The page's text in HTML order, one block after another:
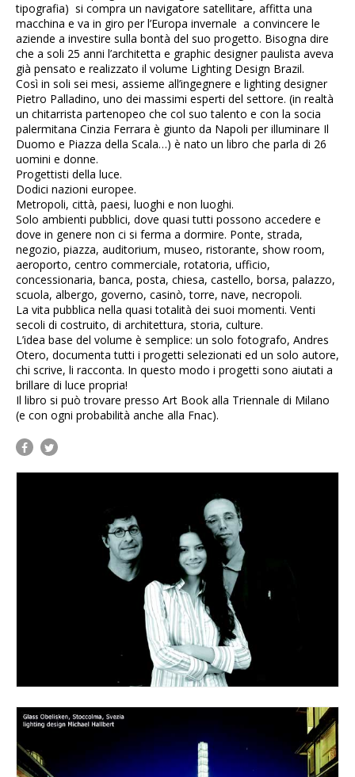
tipografia) si compra un navigatore satellitare, affitta una
macchina e va in giro per l’Europa invernale a convincere le
aziende a investire sulla bontà del suo progetto. Bisogna dire
che a soli 25 anni l’architetta e graphic designer paulista aveva
già pensato e realizzato il volume Lighting Design Brazil.
Così in soli sei mesi, assieme all’ingegnere e lighting designer
Pietro Palladino, uno dei massimi esperti del settore. (in realtà
un chitarrista partenopeo che col suo talento e con la socia
palermitana Cinzia Ferrara è giunto da Napoli per illuminare Il
Duomo e Piazza della Scala…) è nato un libro che parla di 26
uomini e donne.
Progettisti della luce.
Dodici nazioni europee.
Metropoli, città, paesi, luoghi e non luoghi.
Solo ambienti pubblici, dove quasi tutti possono accedere e
dove in genere non ci si ferma a dormire. Ponte, strada,
negozio, piazza, auditorium, museo, ristorante, show room,
aeroporto, centro commerciale, rotatoria, ufficio,
concessionaria, banca, posta, chiesa, castello, borsa, palazzo,
scuola, albergo, governo, casinò, torre, nave, necropoli.
La vita pubblica nella quasi totalità dei suoi momenti. Venti
secoli di costruito, di architettura, storia, culture.
L’idea base del volume è semplice: un solo fotografo, Andres
Otero, documenta tutti i progetti selezionati ed un solo autore,
chi scrive, li racconta. In questo modo i progetti sono aiutati a
brillare di luce propria!
Il libro si può trovare presso Art Book alla Triennale di Milano
(e con ogni probabilità anche alla Fnac).